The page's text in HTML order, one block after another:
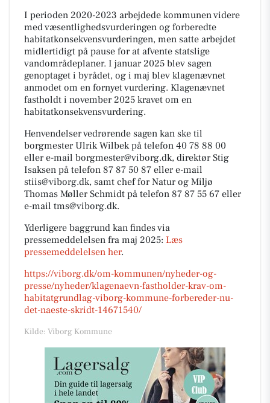
I perioden 2020-2023 arbejdede kommunen videre
med væsentlighedsvurderingen og forberedte
habitatkonsekvensvurderingen, men satte arbejdet
midlertidigt på pause for at afvente statslige
vandområdeplaner. I januar 2025 blev sagen
genoptaget i byrådet, og i maj blev klagenævnet
anmodet om en fornyet vurdering. Klagenævnet
fastholdt i november 2025 kravet om en
habitatkonsekvensvurdering.
Henvendelser vedrørende sagen kan ske til
borgmester Ulrik Wilbek på telefon 40 78 88 00
eller e-mail borgmester@viborg.dk, direktør Stig
Isaksen på telefon 87 87 50 87 eller e-mail
stiis@viborg.dk, samt chef for Natur og Miljø
Thomas Møller Schmidt på telefon 87 87 55 67 eller
e-mail tms@viborg.dk.
Yderligere baggrund kan findes via
pressemeddelelsen fra maj 2025: Læs
pressemeddelelsen her.
https://viborg.dk/om-kommunen/nyheder-og-
presse/nyheder/klagenaevn-fastholder-krav-om-
habitatgrundlag-viborg-kommune-forbereder-nu-
det-naeste-skridt-14671540/
Kilde: Viborg Kommune